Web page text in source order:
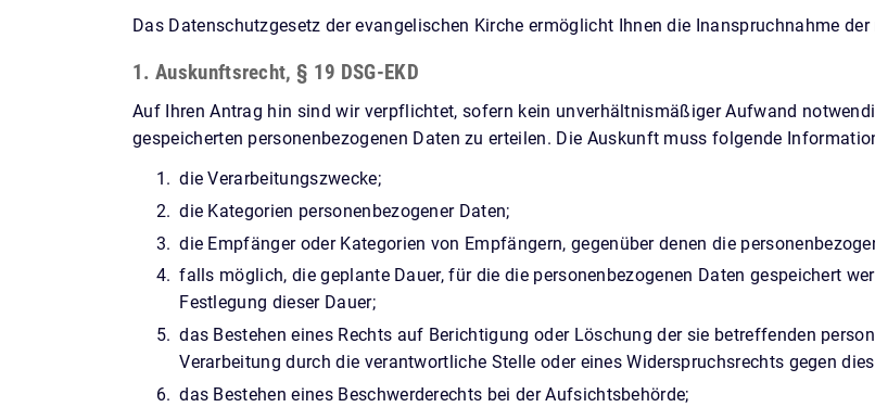
Das Datenschutzgesetz der evangelischen Kirche ermöglicht Ihnen die Inanspruchnahme
1. Auskunftsrecht, § 19 DSG-EKD
Auf Ihren Antrag hin sind wir verpflichtet, sofern kein unverhältnismäßiger Aufwand
gespeicherten personenbezogenen Daten zu erteilen. Die Auskunft muss folgende
die Verarbeitungszwecke;
die Kategorien personenbezogener Daten;
die Empfänger oder Kategorien von Empfängern, gegenüber denen die
falls möglich, die geplante Dauer, für die die personenbezogenen Daten gespeichert
Festlegung dieser Dauer;
das Bestehen eines Rechts auf Berichtigung oder Löschung der sie betreffenden
Verarbeitung durch die verantwortliche Stelle oder eines Widerspruchsrechts gegen
das Bestehen eines Beschwerderechts bei der Aufsichtsbehörde;